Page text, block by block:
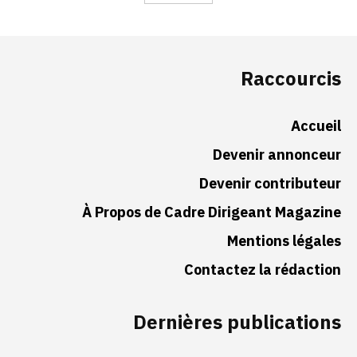
Raccourcis
Accueil
Devenir annonceur
Devenir contributeur
À Propos de Cadre Dirigeant Magazine
Mentions légales
Contactez la rédaction
Dernières publications